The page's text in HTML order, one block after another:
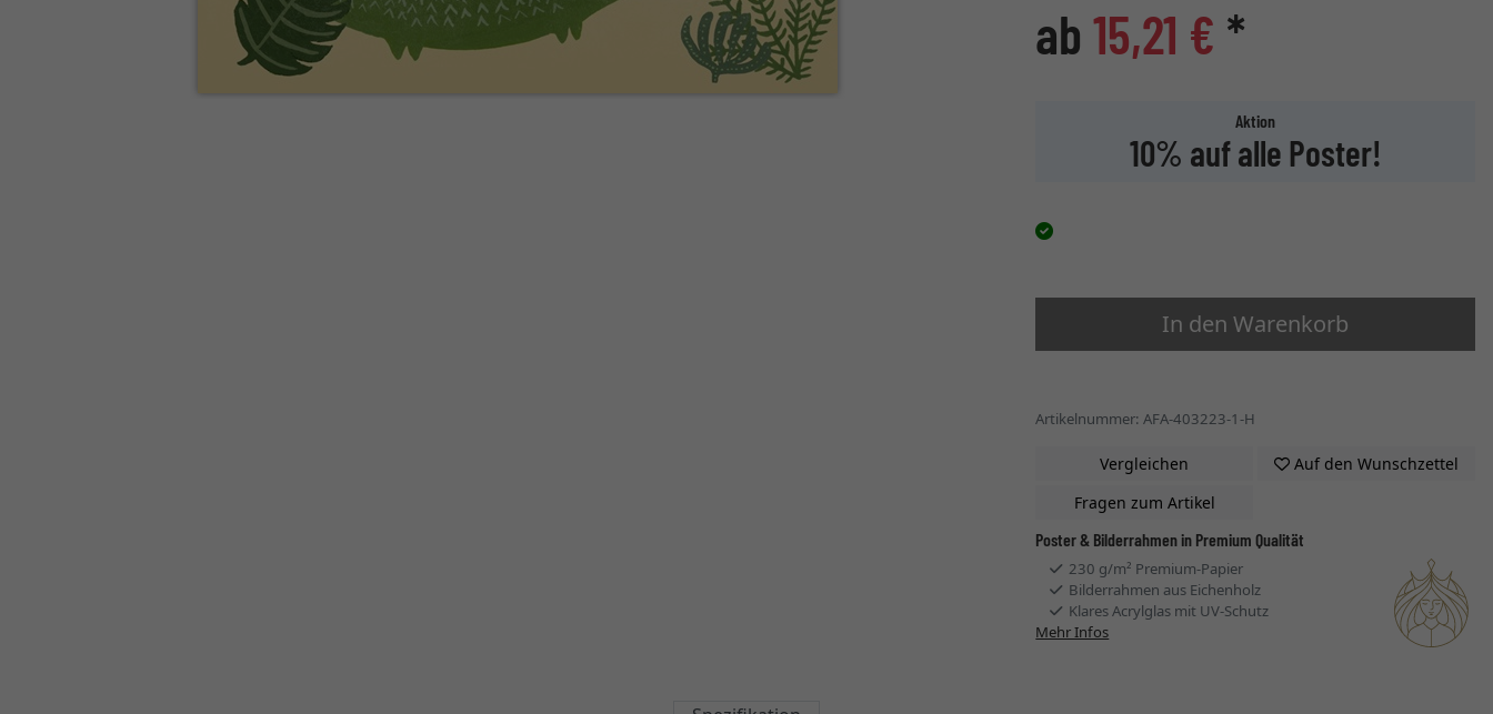
ab 15,21 € *
Aktion
10% auf alle Poster!
In den Warenkorb
Artikelnummer: AFA-403223-1-H
Vergleichen
Auf den Wunschzettel
Fragen zum Artikel
Poster & Bilderrahmen in Premium Qualität
230 g/m² Premium-Papier
Bilderrahmen aus Eichenholz
Klares Acrylglas mit UV-Schutz
Mehr Infos